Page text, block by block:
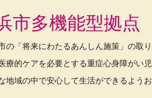
市多機能型拠
の「将来にわたるあんしん施策」の取
療的ケアを必要とする重症心身障がい
地域の中で安心して生活ができるよう